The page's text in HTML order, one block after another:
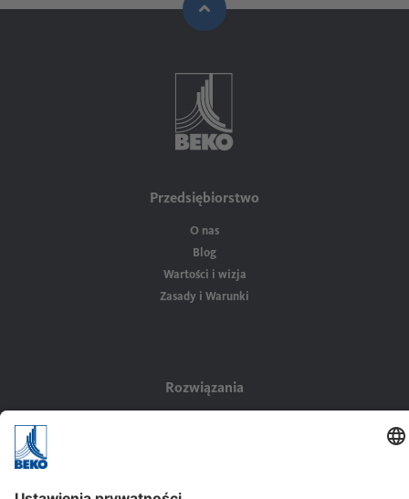
Przedsiębiorstwo
O nas
Blog
Wartości i wizja
Zasady i Warunki
Rozwiązania